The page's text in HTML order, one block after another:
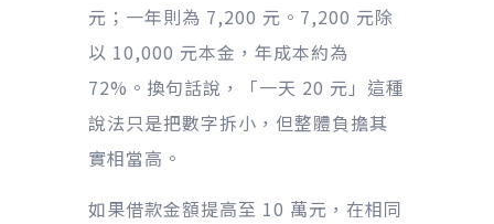
元；一年則為 7,200 元。7,200 元除
以 10,000 元本金，年成本約為
72%。換句話說，「一天 20 元」這種
說法只是把數字拆小，但整體負擔其
實相當高。
如果借款金額提高至 10 萬元，在相同